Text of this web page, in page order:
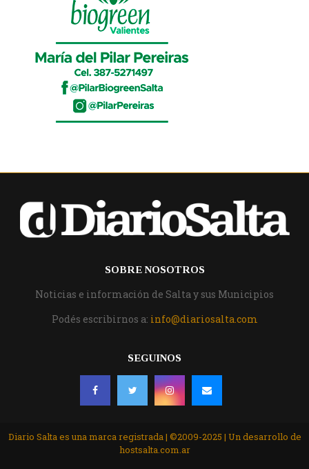
SOBRE NOSOTROS
Noticias e información de Salta y sus Municipios
Podés escribirnos a: info@diariosalta.com
SEGUINOS
Diario Salta es una marca registrada | ©2009-2025 | Un desarrollo de
hostsalta.com.ar